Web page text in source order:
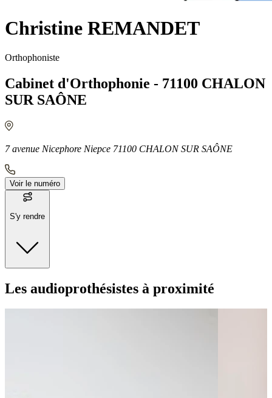
Christine REMANDET
Orthophoniste
Cabinet d'Orthophonie - 71100 CHALON
SUR SAÔNE
7 avenue Nicephore Niepce 71100 CHALON SUR SAÔNE
Voir le numéro
S'y rendre
Moyens de transport
Bus - Gare Routière
Les audioprothésistes à proximité